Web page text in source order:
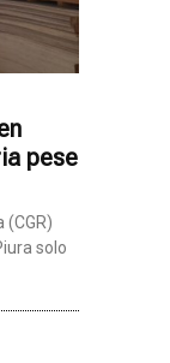
pese
(CGR)
solo